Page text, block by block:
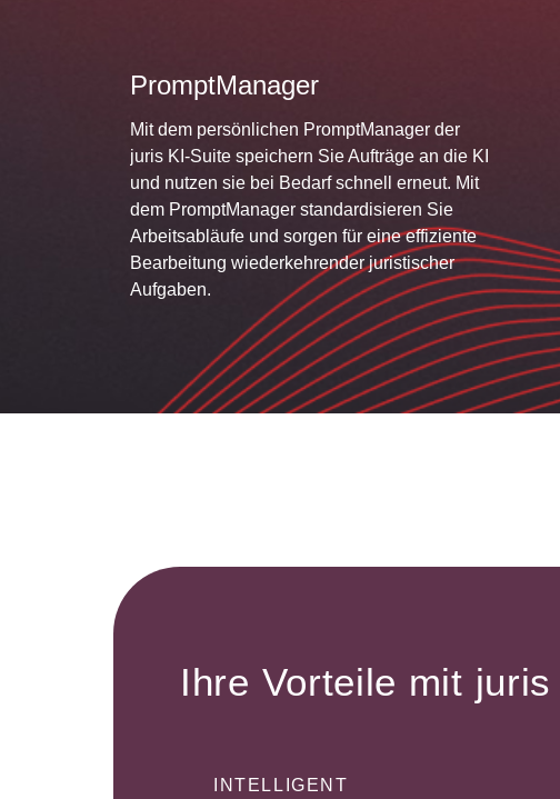
PromptManager
Mit dem persönlichen PromptManager der
juris KI-Suite speichern Sie Aufträge an die KI
und nutzen sie bei Bedarf schnell erneut. Mit
dem PromptManager standardisieren Sie
Arbeitsabläufe und sorgen für eine effiziente
Bearbeitung wiederkehrender juristischer
Aufgaben.
Ihre Vorteile mit juris
INTELLIGENT